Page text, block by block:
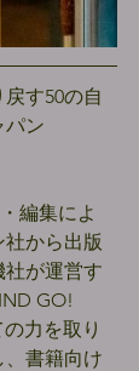
戻す50の自
パン
編集によ
から出版
社が運営す
GO!
力を取り
、書籍向け